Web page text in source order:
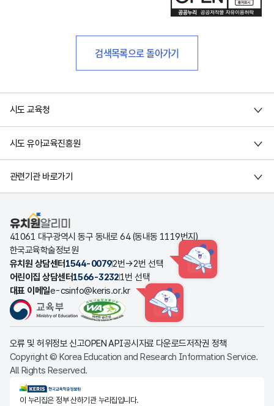
검색목록으로 돌아가기
시도 교육청
시도 유아교육진흥원
관련기관 바로가기
유치원알리미
41061 대구광역시 동구 동내로 64 (동내동 1119번지)
한국교육학술정보원
유치원 상담센터 1544-00792번→2번 선택 HINT
어린이집 상담센터1566-32321번 선택
대표 이메일e-csinfo@keris.or.kr
HINT
오류 및 허위정보 신고OPEN API공시자료 다운로드저작권 정책
Copyright © Korea Education and Research Information Service.
All Rights Reserved.
KERIS한국교육학술정보원
이 누리집은 정부 산하기관 누리집입니다.